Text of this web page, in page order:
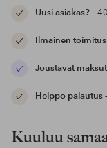
Uusi asiakas?–
Ilmainen toimitus
Joustavat
Helppo palautus
Kuuluu